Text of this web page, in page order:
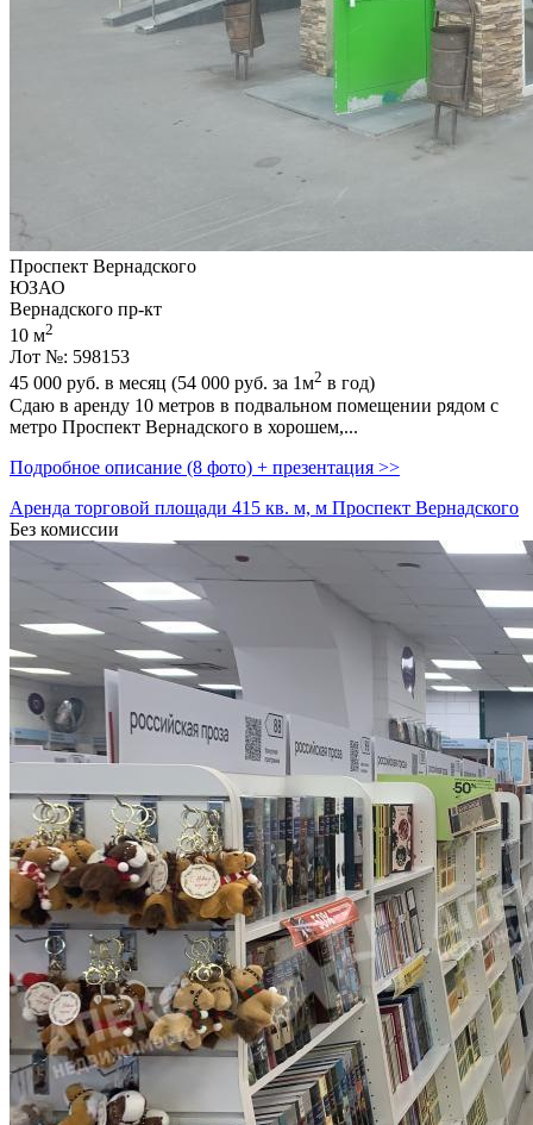
Проспект Вернадского
ЮЗАО
Вернадского пр-кт
10 м2
Лот №: 598153
45 000 руб. в месяц (54 000 руб. за 1м2 в год)
Сдаю в аренду 10 метров в подвальном помещении рядом с
метро Проспект Вернадского в хорошем,­...
Подробное описание (8 фото) + презентация >>
Аренда торговой площади 415 кв. м, м Проспект Вернадского
Без комиссии